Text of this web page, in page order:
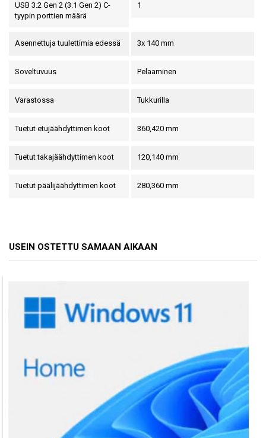
USB 3.2 Gen 2 (3.1 Gen 2) C-
tyypin porttien määrä
1
Asennettuja tuulettimia edessä 3x 140 mm
Soveltuvuus Pelaaminen
Varastossa Tukkurilla
Tuetut etujäähdyttimen koot 360,420 mm
Tuetut takajäähdyttimen koot 120,140 mm
Tuetut päälijäähdyttimen koot 280,360 mm
USEIN OSTETTU SAMAAN AIKAAN